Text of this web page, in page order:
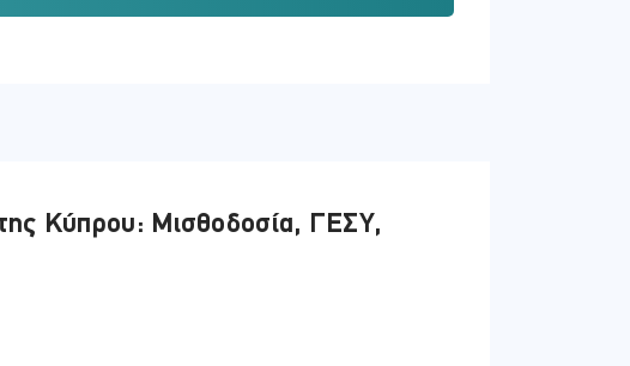
ONLINE VIRTUAL CLASSROOM
Κύπρου: Μισθοδοσία, ΓΕΣΥ,